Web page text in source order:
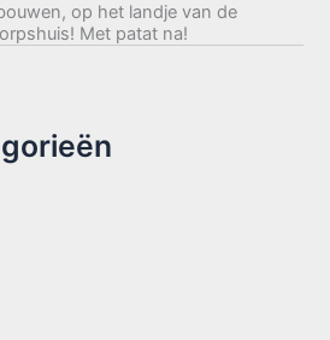
op het landje van de
Met patat na!